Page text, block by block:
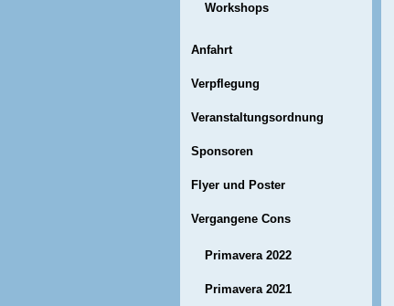
Workshops
Anfahrt
Verpflegung
Veranstaltungsordnung
Sponsoren
Flyer und Poster
Vergangene Cons
Primavera 2022
Primavera 2021